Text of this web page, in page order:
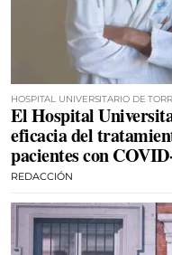
HOSPITAL UNIVERSITARIO DE
El Hospital
eficacia del
pacientes con
REDACCIÓN